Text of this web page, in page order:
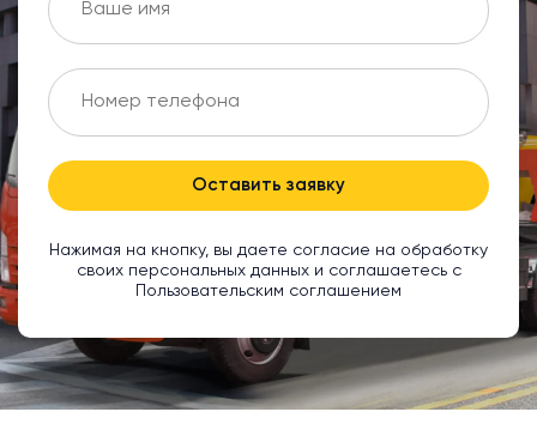
Оставить заявку
Нажимая на кнопку, вы даете согласие на обработку
своих персональных данных и соглашаетесь с
Пользовательским соглашением